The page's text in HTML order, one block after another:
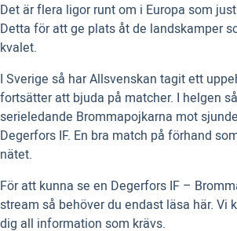
Det är flera ligor runt om i Europa som
Detta för att ge plats åt de landskamper
kvalet.
I Sverige så har Allsvenskan tagit ett
fortsätter att bjuda på matcher. I helgen
serieledande Brommapojkarna mot
Degerfors IF. En bra match på förhand
nätet.
För att kunna se en Degerfors IF –
stream så behöver du endast läsa här. Vi
dig all information som krävs.